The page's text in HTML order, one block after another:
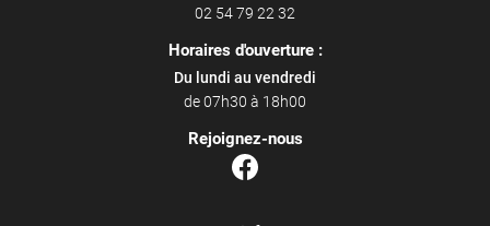
02 54 79 22 32
Horaires d'ouverture :
Du lundi au vendredi
de 07h30 à 18h00
Rejoignez-nous